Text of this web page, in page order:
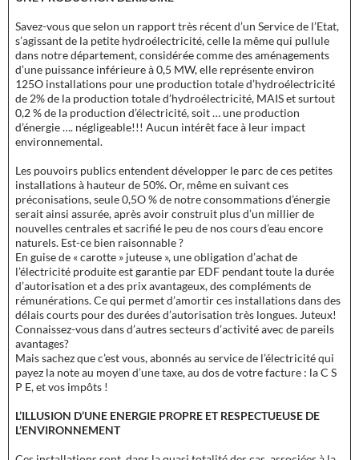
Savez-vous que selon un rapport très récent d’un Service de l’Etat,
s’agissant de la petite hydroélectricité, celle la même qui pullule
dans notre département, considérée comme des aménagements
d’une puissance inférieure à 0,5 MW, elle représente environ
125O installations pour une production totale d’hydroélectricité
de 2% de la production totale d’hydroélectricité, MAIS et surtout
0,2 % de la production d’électricité, soit … une production
d’énergie …. négligeable!!! Aucun intérêt face à leur impact
environnemental.
Les pouvoirs publics entendent développer le parc de ces petites
installations à hauteur de 50%. Or, même en suivant ces
préconisations, seule 0,5O % de notre consommations d’énergie
serait ainsi assurée, après avoir construit plus d’un millier de
nouvelles centrales et sacrifié le peu de nos cours d’eau encore
naturels. Est-ce bien raisonnable ?
En guise de « carotte » juteuse », une obligation d’achat de
l’électricité produite est garantie par EDF pendant toute la durée
d’autorisation et a des prix avantageux, des compléments de
rémunérations. Ce qui permet d’amortir ces installations dans des
délais courts pour des durées d’autorisation très longues. Juteux!
Connaissez-vous dans d’autres secteurs d’activité avec de pareils
avantages?
Mais sachez que c’est vous, abonnés au service de l’électricité qui
payez la note au moyen d’une taxe, au dos de votre facture : la C S
P E, et vos impôts !
L’ILLUSION D’UNE ENERGIE PROPRE ET RESPECTUEUSE DE
L’ENVIRONNEMENT